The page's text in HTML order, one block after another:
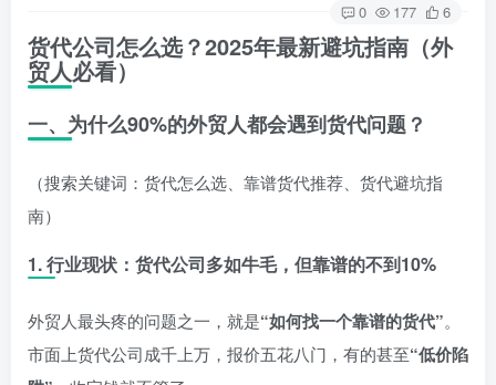
0 177 6
货代公司怎么选？2025年最新避坑指南（外
贸人必看）
一、为什么90%的外贸人都会遇到货代问题？
（搜索关键词：货代怎么选、靠谱货代推荐、货代避坑指
南）
1. 行业现状：货代公司多如牛毛，但靠谱的不到10%
外贸人最头疼的问题之一，就是“如何找一个靠谱的货代”。
市面上货代公司成千上万，报价五花八门，有的甚至“低价陷